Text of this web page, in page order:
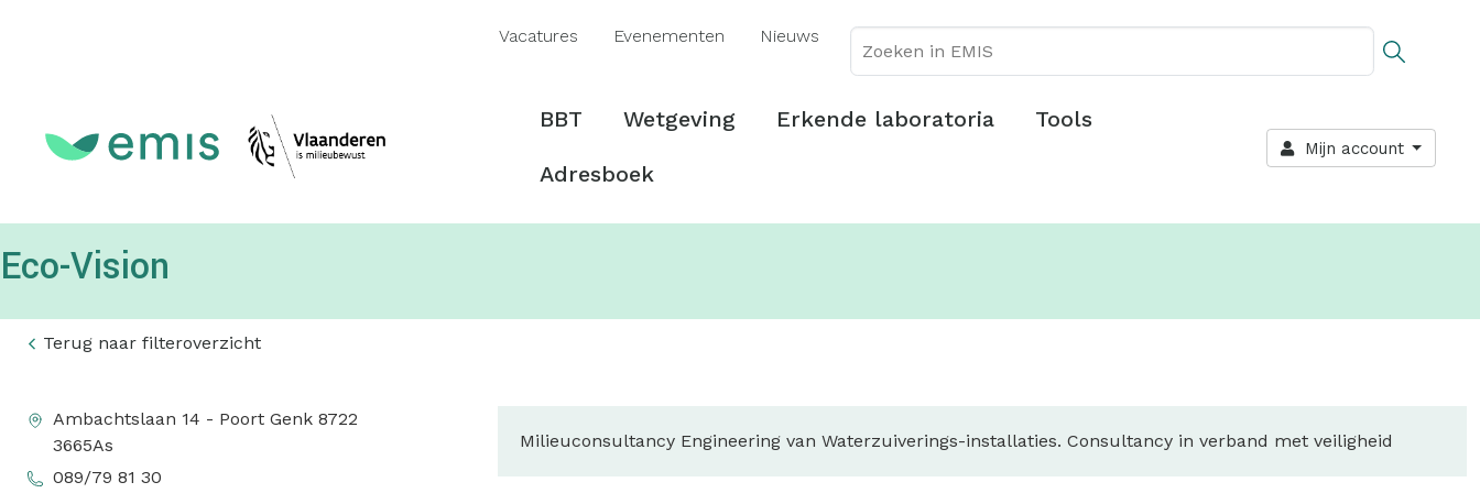
inhoud
Vacatures Evenementen Nieuws
Hoofdmenu
BBT Wetgeving Erkende laboratoria Tools
Adresboek
Mijn account
Eco-Vision
Terug naar filteroverzicht
Ambachtslaan 14 - Poort Genk 8722
3665As
089/79 81 30
Milieuconsultancy Engineering van Waterzuiverings-installaties. Consultancy in verband met veiligheid